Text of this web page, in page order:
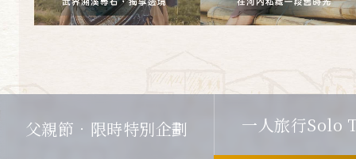
父親節．限時特別企劃 一人旅行Solo